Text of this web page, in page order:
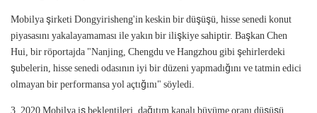
Mobilya şirketi Dongyirisheng'in keskin bir düşüşü, hisse senedi konut
piyasasını yakalayamaması ile yakın bir ilişkiye sahiptir. Başkan Chen
Hui, bir röportajda "Nanjing, Chengdu ve Hangzhou gibi şehirlerdeki
şubelerin, hisse senedi odasının iyi bir düzeni yapmadığını ve tatmin edici
olmayan bir performansa yol açtığını" söyledi.
3, 2020 Mobilya iş beklentileri, dağıtım kanalı büyüme oranı düşüşü